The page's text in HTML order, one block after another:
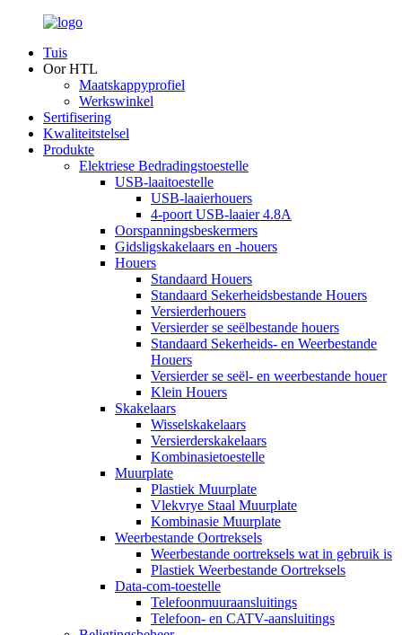
Tuis
Oor HTL
Maatskappyprofiel
Werkswinkel
Sertifisering
Kwaliteitstelsel
Produkte
Elektriese Bedradingstoestelle
USB-laaitoestelle
USB-laaierhouers
4-poort USB-laaier 4.8A
Oorspanningsbeskermers
Gidsligskakelaars en -houers
Houers
Standaard Houers
Standaard Sekerheidsbestande Houers
Versierderhouers
Versierder se seëlbestande houers
Standaard Sekerheids- en Weerbestande
Houers
Versierder se seël- en weerbestande houer
Klein Houers
Skakelaars
Wisselskakelaars
Versierderskakelaars
Kombinasietoestelle
Muurplate
Plastiek Muurplate
Vlekvrye Staal Muurplate
Kombinasie Muurplate
Weerbestande Oortreksels
Weerbestande oortreksels wat in gebruik is
Plastiek Weerbestande Oortreksels
Data-com-toestelle
Telefoonmuuraansluitings
Telefoon- en CATV-aansluitings